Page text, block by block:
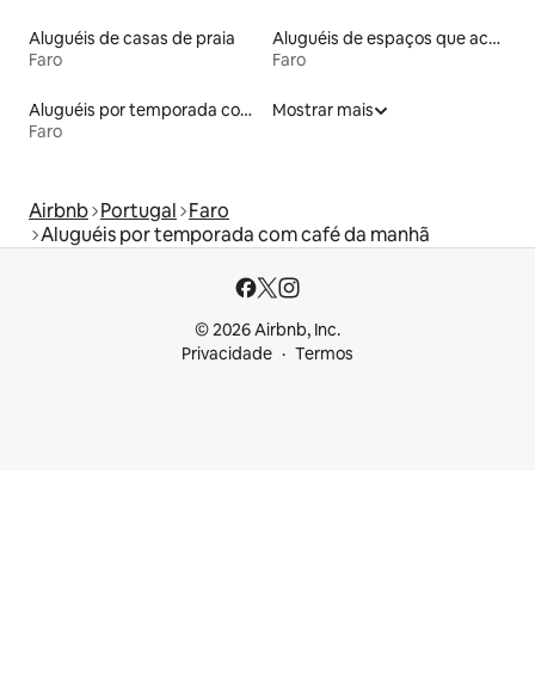
Aluguéis de casas de praia
Faro
Aluguéis de espaços que aceitam animais de estimação
Faro
Aluguéis por temporada com sauna
Faro
Mostrar mais
Airbnb Portugal Faro
Aluguéis por temporada com café da manhã
© 2026 Airbnb, Inc.
Privacidade
Termos